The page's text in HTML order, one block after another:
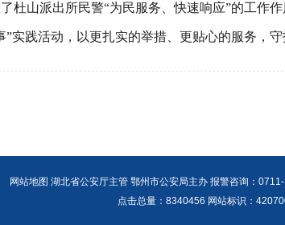
山派出所民警“为民服务、快速响应”的工作
”实践活动，以更扎实的举措、更贴心的服务，守
网站地图 湖北省公安厅主管 鄂州市公安局主办 报警咨询：
点击总量： 8340456 网站标识：